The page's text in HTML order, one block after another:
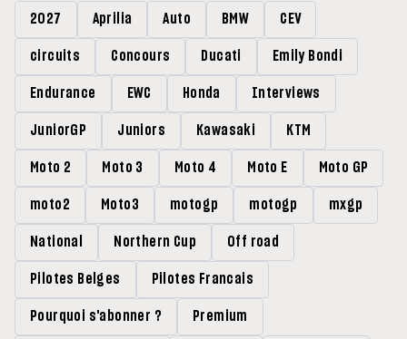
2027 Aprilia Auto BMW CEV
circuits Concours Ducati Emily Bondi
Endurance EWC Honda Interviews
JuniorGP Juniors Kawasaki KTM
Moto 2 Moto 3 Moto 4 Moto E Moto GP
moto2 Moto3 motogp motogp mxgp
National Northern Cup Off road
Pilotes Belges Pilotes Francais
Pourquoi s'abonner ? Premium